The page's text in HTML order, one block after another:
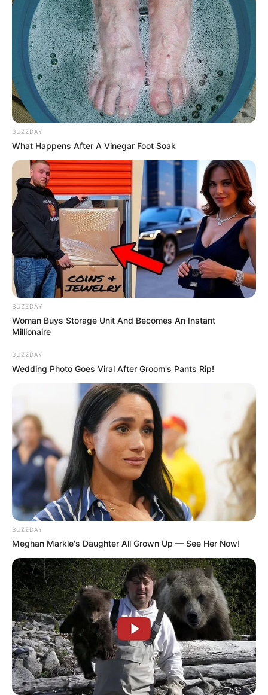
BUZZDAY
What Happens After A Vinegar Foot Soak
BUZZDAY
Woman Buys Storage Unit And Becomes An Instant
Millionaire
BUZZDAY
Wedding Photo Goes Viral After Groom's Pants Rip!
BUZZDAY
Meghan Markle's Daughter All Grown Up — See Her Now!